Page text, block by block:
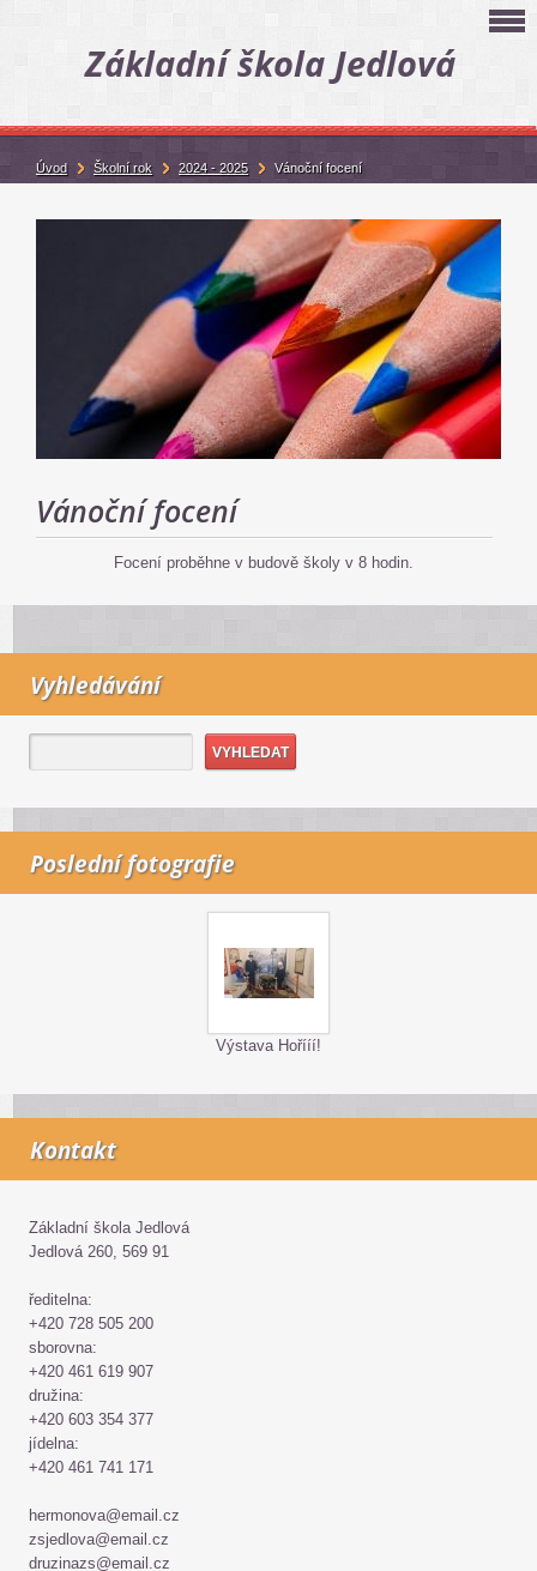
Základní škola Jedlová
Vánoční focení
Focení proběhne v budově školy v 8 hodin.
Vyhledávání
Poslední fotografie
Výstava Hořííí!
Kontakt
Základní škola Jedlová
Jedlová 260, 569 91
ředitelna:
+420 728 505 200
sborovna:
+420 461 619 907
družina:
+420 603 354 377
jídelna:
+420 461 741 171
hermonova@email.cz
zsjedlova@email.cz
druzinazs@email.cz
Úvod Školní rok 2024 - 2025 Vánoční focení